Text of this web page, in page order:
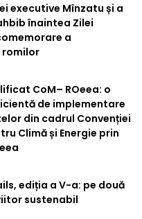
executive Mînzatu și a
înaintea Zilei
a
romilor
CoM– ROeea: o
de implementare
din cadrul Convenției
Climă și Energie prin
ediția a V-a: pe două
sustenabil